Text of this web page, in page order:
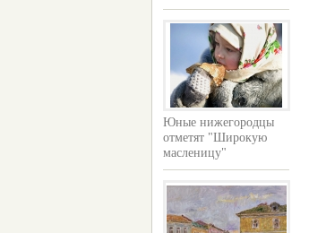
Юные нижегородцы
отметят "Широкую
масленицу"